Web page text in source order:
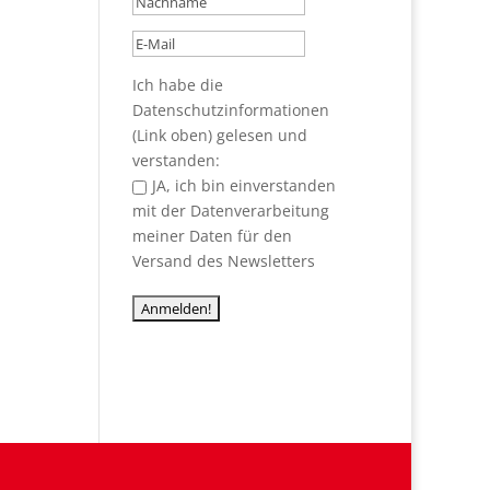
Ich habe die
Datenschutzinformationen
(Link oben) gelesen und
verstanden:
JA, ich bin einverstanden
mit der Datenverarbeitung
meiner Daten für den
Versand des Newsletters